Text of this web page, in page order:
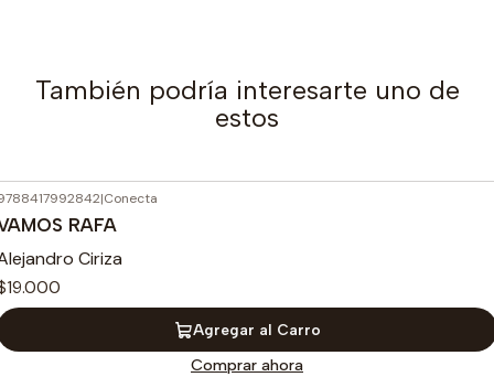
También podría interesarte uno de
estos
|Conecta
RAFA
Ciriza
Agregar al Carro
Comprar ahora